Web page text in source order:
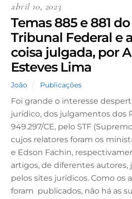
abril 10, 2023
Temas 885 e 881
Tribunal Federal e
coisa julgada, por
Esteves Lima
João Publicações
Foi grande o interesse
jurídico, dos julgamentos dos
949.297/CE, pelo STF
cujos relatores foram os
e Edson Fachin,
artigos, de diferentes autores,
pelos sites jurídicos. Como os
foram publicados, não há as